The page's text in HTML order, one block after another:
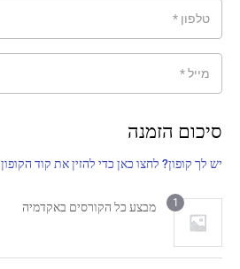
טלפון *
מייל*
סיכום הזמנה
יש לך קופון? לחצו כאן כדי להזין את קוד הקופון
1 מבצע כל הקורסים באקדמיה